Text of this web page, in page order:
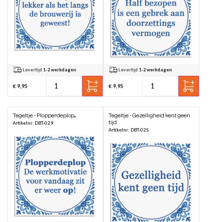
Levertijd 1-2 werkdagen
€ 9,95
Levertijd 1-2 werkdagen
€ 9,95
Tegeltje - Plopperdeplop...
Artikelnr: DBT-029
Tegeltje - Gezelligheid kent geen
tijd
Artikelnr: DBT-025